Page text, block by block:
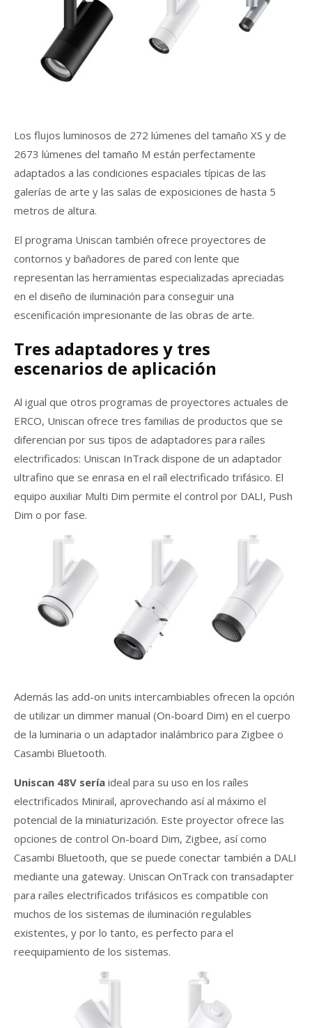
Los flujos luminosos de 272 lúmenes del tamaño XS y de
2673 lúmenes del tamaño M están perfectamente
adaptados a las condiciones espaciales típicas de las
galerías de arte y las salas de exposiciones de hasta 5
metros de altura.
El programa Uniscan también ofrece proyectores de
contornos y bañadores de pared con lente que
representan las herramientas especializadas apreciadas
en el diseño de iluminación para conseguir una
escenificación impresionante de las obras de arte.
Tres adaptadores y tres
escenarios de aplicación
Al igual que otros programas de proyectores actuales de
ERCO, Uniscan ofrece tres familias de productos que se
diferencian por sus tipos de adaptadores para raíles
electrificados: Uniscan InTrack dispone de un adaptador
ultrafino que se enrasa en el raíl electrificado trifásico. El
equipo auxiliar Multi Dim permite el control por DALI, Push
Dim o por fase.
Además las add-on units intercambiables ofrecen la opción
de utilizar un dimmer manual (On-board Dim) en el cuerpo
de la luminaria o un adaptador inalámbrico para Zigbee o
Casambi Bluetooth.
Uniscan 48V sería ideal para su uso en los raíles
electrificados Minirail, aprovechando así al máximo el
potencial de la miniaturización. Este proyector ofrece las
opciones de control On-board Dim, Zigbee, así como
Casambi Bluetooth, que se puede conectar también a DALI
mediante una gateway. Uniscan OnTrack con transadapter
para raíles electrificados trifásicos es compatible con
muchos de los sistemas de iluminación regulables
existentes, y por lo tanto, es perfecto para el
reequipamiento de los sistemas.